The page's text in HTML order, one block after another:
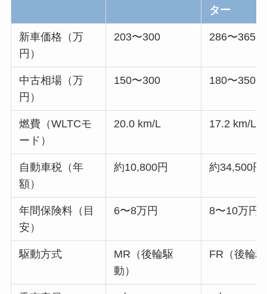
ター
新車価格（万
円）
203〜300 286〜365
中古相場（万
円）
150〜300 180〜350
燃費（WLTCモ
ード）
20.0 km/L 17.2 km/L
自動車税（年
額）
約10,800円 約34,500円
年間保険料（目
安）
6〜8万円 8〜10万円
駆動方式
MR（後輪駆
動）
FR（後輪